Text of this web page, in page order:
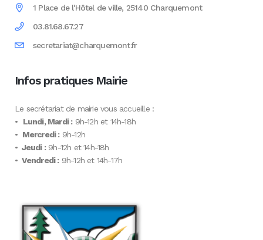
1 Place de l'Hôtel de ville, 25140 Charquemont
03.81.68.67.27
secretariat@charquemont.fr
Infos pratiques Mairie
Le secrétariat de mairie vous accueille :
• Lundi, Mardi :9h-12h et 14h-18h
• Mercredi :9h-12h
• Jeudi :9h-12h et 14h-18h
• Vendredi :9h-12h et 14h-17h